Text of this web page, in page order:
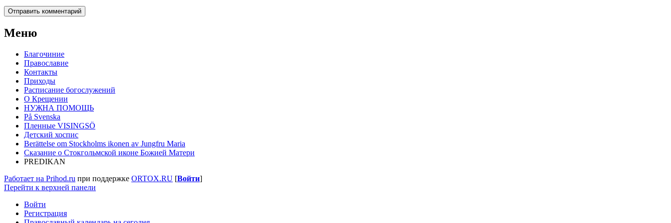
Меню
Благочиние
Православие
Контакты
Приходы
Расписание богослужений
О Крещении
НУЖНА ПОМОЩЬ
På Svenska
Пленные VISINGSÖ
Детский хоспис
Berättelse om Stockholms ikonen av Jungfru Maria
Сказание о Стокгольмской иконе Божией Матери
PREDIKAN
Работает на Prihod.ru при поддержке ORTOX.RU [Войти]
Перейти к верхней панели
Войти
Регистрация